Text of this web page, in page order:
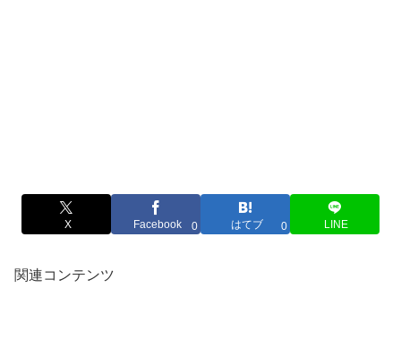
X Facebook 0 はてブ 0 LINE
関連コンテンツ